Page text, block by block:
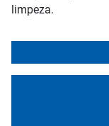
limpeza.